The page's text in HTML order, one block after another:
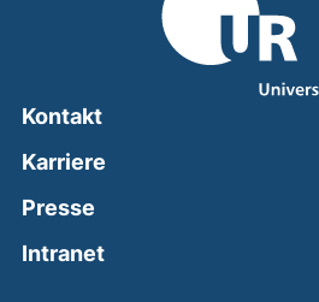
Kontakt
Karriere
Presse
Intranet(external link, opens